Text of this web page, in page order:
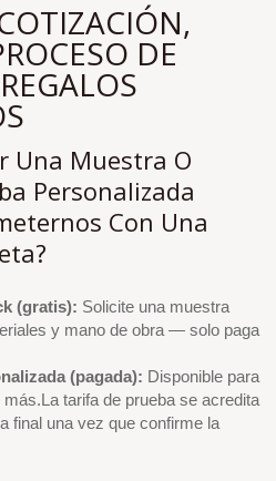
DE
Una Muestra O
Personalizada
Con Una
(gratis): Solicite una muestra
y mano de obra — solo paga
(pagada): Disponible para
tarifa de prueba se acredita
final una vez que confirme la